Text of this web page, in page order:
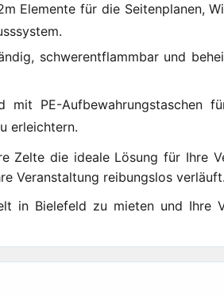
Elemente für die Seitenplanen,
schwerentflammbar und
mit PE-Aufbewahrungstaschen
erleichtern.
Zelte die ideale Lösung für Ihre
Veranstaltung reibungslos verläuft.
in Bielefeld zu mieten und Ihre